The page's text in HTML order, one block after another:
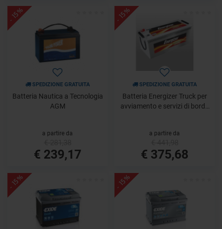
- 15%
SPEDIZIONE GRATUITA
Batteria Nautica a Tecnologia
AGM
a partire da
€ 239,17
- 15%
SPEDIZIONE GRATUITA
Batteria Energizer Truck per
avviamento e servizi di bordo
a partire da
€ 375,68
- 15% - 15%